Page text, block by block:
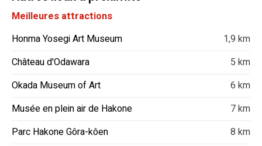
Meilleures attractions
Honma Yosegi Art Museum
1,9 km
Château d'Odawara
5 km
Okada Museum of Art
6 km
Musée en plein air de Hakone
7 km
Parc Hakone Gôra-kôen
8 km